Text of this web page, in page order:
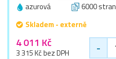
azurová 6000 stran
Skladem - externě
4 011 Kč
3 315 Kč bez DPH -